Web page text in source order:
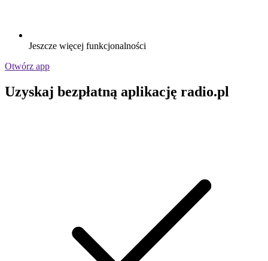
Jeszcze więcej funkcjonalności
Otwórz app
Uzyskaj bezpłatną aplikację radio.pl